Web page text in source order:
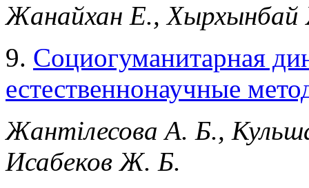
Жанайхан Е.,
9. Социогуманитарная
естественнонаучные
Жантілесова А. Б.,
Исабеков Ж. Б.